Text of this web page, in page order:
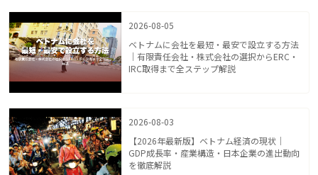
2026-08-05
ベトナムに会社を最短・最安で設立する方法
｜有限責任会社・株式会社の選択からERC・
IRC取得まで全ステップ解説
2026-08-03
【2026年最新版】ベトナム経済の現状｜
GDP成長率・産業構造・日本企業の進出動向
を徹底解説